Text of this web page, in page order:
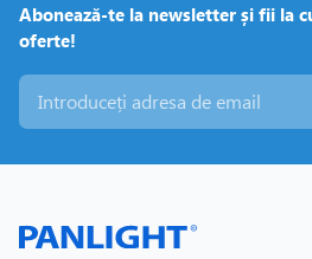
Abonează-te la newsletter și fii la
oferte!